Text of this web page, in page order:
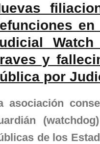
y
por
asociación
de los